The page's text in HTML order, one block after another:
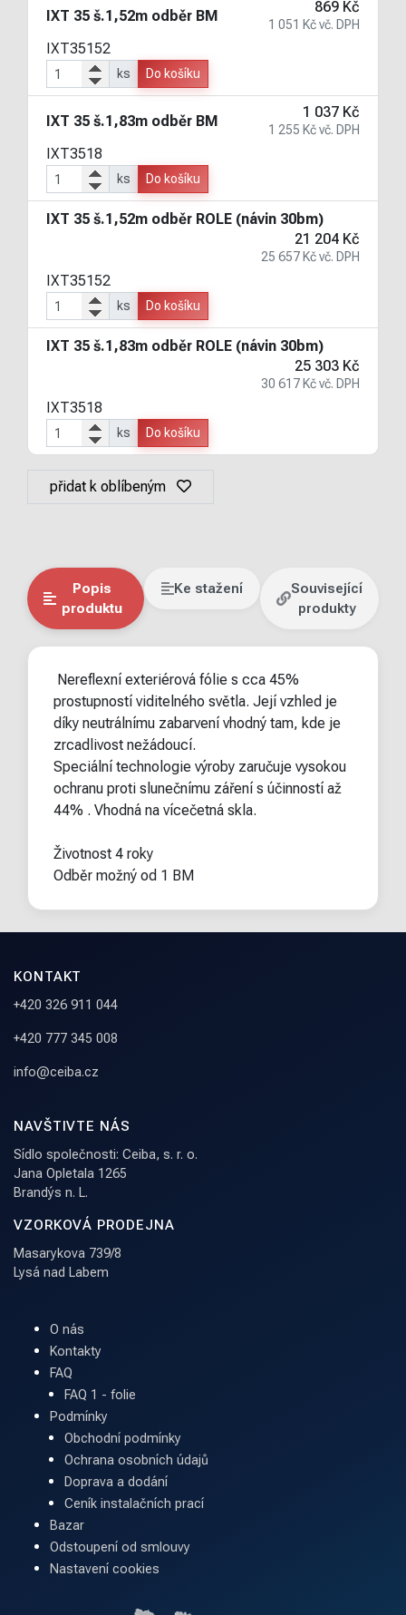
IXT 35 š.1,52m odběr BM
869 Kč
1 051 Kč vč. DPH
IXT35152
ks Do košíku
IXT 35 š.1,83m odběr BM
1 037 Kč
1 255 Kč vč. DPH
IXT3518
ks Do košíku
IXT 35 š.1,52m odběr ROLE (návin 30bm)
21 204 Kč
25 657 Kč vč. DPH
IXT35152
ks Do košíku
IXT 35 š.1,83m odběr ROLE (návin 30bm)
25 303 Kč
30 617 Kč vč. DPH
IXT3518
ks Do košíku
přidat k oblíbeným
Popis
produktu
Ke stažení
Související
produkty
Nereflexní exteriérová fólie s cca 45%
prostupností viditelného světla. Její vzhled je
díky neutrálnímu zabarvení vhodný tam, kde je
zrcadlivost nežádoucí.
Speciální technologie výroby zaručuje vysokou
ochranu proti slunečnímu záření s účinností až
44% . Vhodná na vícečetná skla.
Životnost 4 roky
Odběr možný od 1 BM
KONTAKT
+420 326 911 044
+420 777 345 008
info@ceiba.cz
NAVŠTIVTE NÁS
Sídlo společnosti: Ceiba, s. r. o.
Jana Opletala 1265
Brandýs n. L.
VZORKOVÁ PRODEJNA
Masarykova 739/8
Lysá nad Labem
O nás
Kontakty
FAQ
FAQ 1 - folie
Podmínky
Obchodní podmínky
Ochrana osobních údajů
Doprava a dodání
Ceník instalačních prací
Bazar
Odstoupení od smlouvy
Nastavení cookies